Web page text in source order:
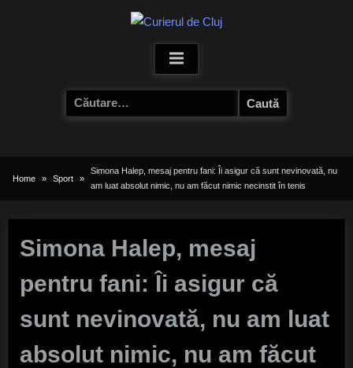
Caută
după:
Home Sport
Simona Halep, mesaj pentru fani: Îi asigur că sunt nevinovată, nu
am luat absolut nimic, nu am făcut nimic necinstit în tenis
Simona Halep, mesaj
pentru fani: Îi asigur că
sunt nevinovată, nu am luat
absolut nimic, nu am făcut